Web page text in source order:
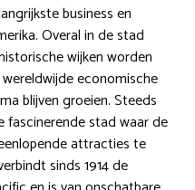
business en
Overal in de stad
wijken worden
economische
blijven groeien. Steeds
stad waar de
attracties te
sinds 1914 de